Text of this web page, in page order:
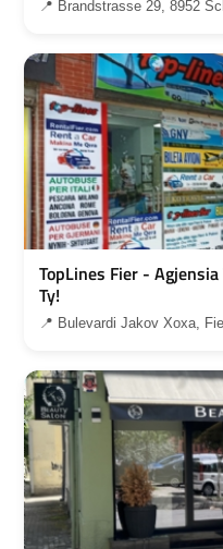
📍 Brandstrasse 29, 8952
TopLines Fier -
Ty!
📍 Bulevardi Jakov Xoxa,